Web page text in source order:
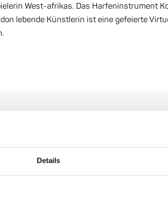
Details
West-afrikas. Das Harfeninstrument
lebende Künstlerin ist eine gefeierte
Presse